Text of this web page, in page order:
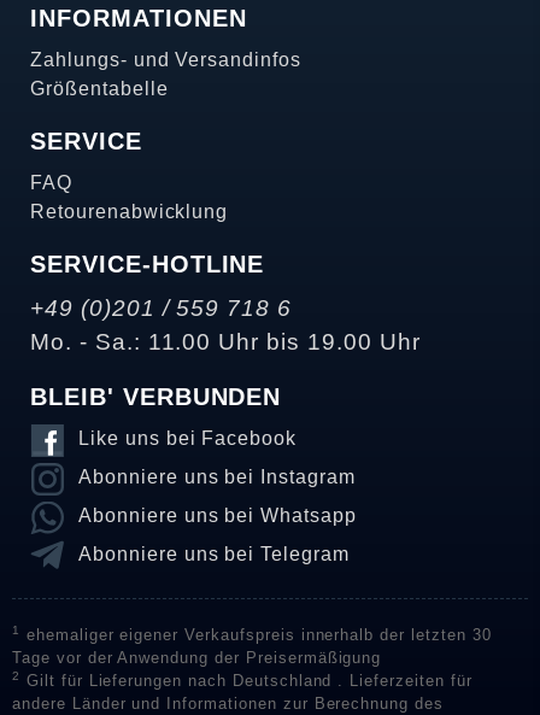
INFORMATIONEN
Zahlungs- und Versandinfos
Größentabelle
SERVICE
FAQ
Retourenabwicklung
SERVICE-HOTLINE
+49 (0)201 / 559 718 6
Mo. - Sa.: 11.00 Uhr bis 19.00 Uhr
BLEIB' VERBUNDEN
Like uns bei Facebook
Abonniere uns bei Instagram
Abonniere uns bei Whatsapp
Abonniere uns bei Telegram
1
ehemaliger eigener Verkaufspreis innerhalb der letzten 30
Tage vor der Anwendung der Preisermäßigung
2
Gilt für Lieferungen nach Deutschland . Lieferzeiten für
andere Länder und Informationen zur Berechnung des